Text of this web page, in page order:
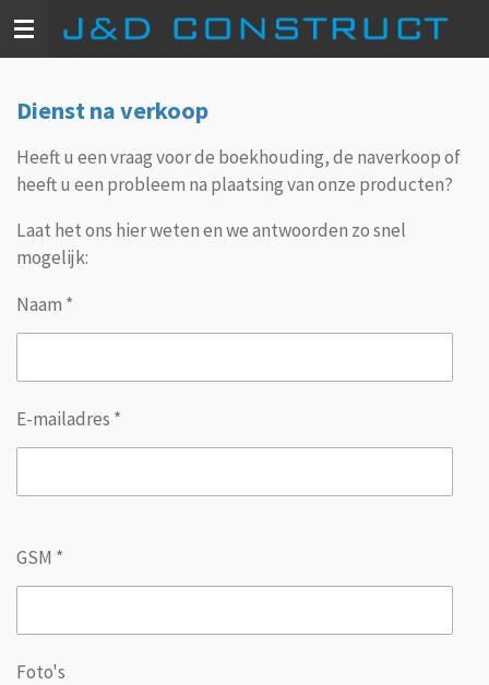
Ga
de
Dienst na verkoop
Heeft u een vraag voor de boekhouding, de naverkoop of
heeft u een probleem na plaatsing van onze producten?
Laat het ons hier weten en we antwoorden zo snel
mogelijk:
Naam *
E-mailadres *
GSM *
Foto's